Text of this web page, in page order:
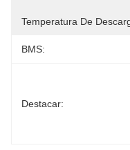
Temperatura De
BMS:
Destacar: